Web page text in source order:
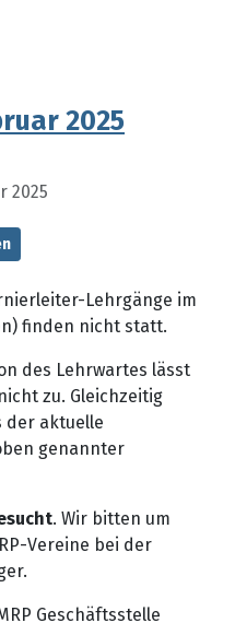
2025
2025
Lehrgänge im
finden nicht statt.
des Lehrwartes lässt
zu. Gleichzeitig
der aktuelle
genannter
. Wir bitten um
Vereine bei der
Geschäftsstelle